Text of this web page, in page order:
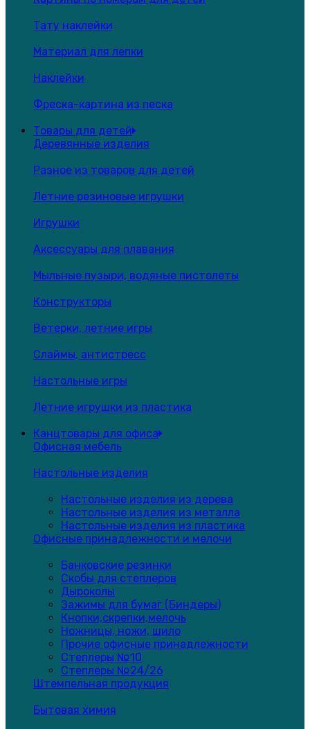
Тату наклейки
Материал для лепки
Наклейки
Фреска-картина из песка
Товары для детей
Деревянные изделия
Разное из товаров для детей
Летние резиновые игрушки
Игрушки
Аксессуары для плавания
Мыльные пузыри, водяные пистолеты
Конструкторы
Ветерки, летние игры
Слаймы, антистресс
Настольные игры
Летние игрушки из пластика
Канцтовары для офиса
Офисная мебель
Настольные изделия
Настольные изделия из дерева
Настольные изделия из металла
Настольные изделия из пластика
Офисные принадлежности и мелочи
Банковские резинки
Скобы для степлеров
Дыроколы
Зажимы для бумаг (Биндеры)
Кнопки,скрепки,мелочь
Ножницы, ножи, шило
Прочие офисные принадлежности
Степлеры №10
Степлеры №24/26
Штемпельная продукция
Бытовая химия